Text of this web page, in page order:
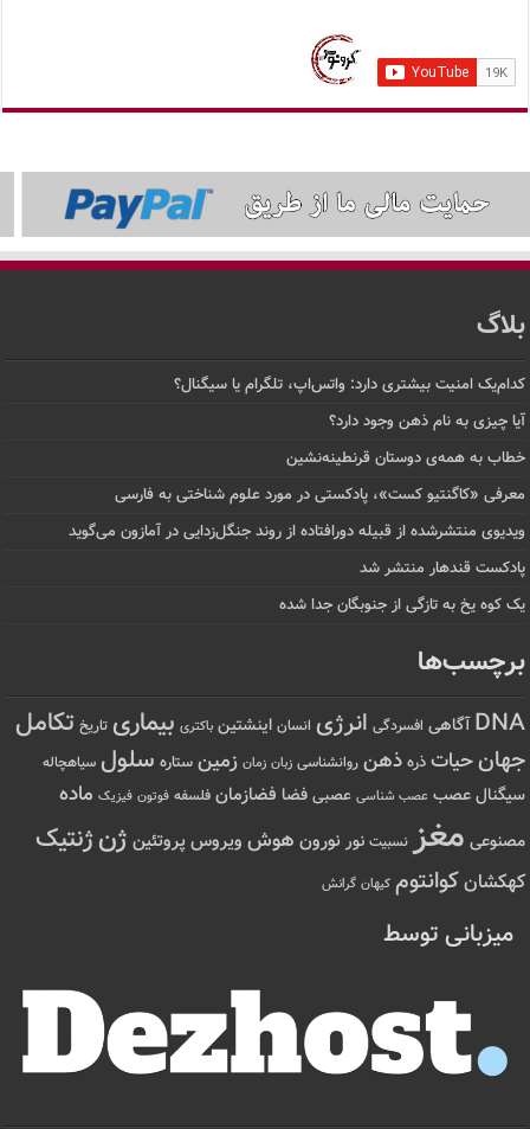
بلاگ
کدام‌یک امنیت بیشتری دارد: واتس‌اپ، تلگرام یا سیگنال؟
آیا چیزی به نام ذهن وجود دارد؟
خطاب به همه‌ی دوستان قرنطینه‌نشین
معرفی «کاگنتیو کست»، پادکستی در مورد علوم شناختی به فارسی
ویدیوی منتشرشده از قبیله دورافتاده‌ از روند جنگل‌زدایی در آمازون می‌گوید
پادکست قندهار منتشر شد
یک کوه یخ به تازگی از جنوبگان جدا شده
برچسب‌ها
DNA آگاهی افسردگی انرژی انسان اینشتین باکتری بیماری تاریخ تکامل
جهانحیات ذره ذهن روانشناسی زبان زمان زمین ستاره سلول سیاهچاله
سیگنال عصب عصب شناسی عصبی فضا فضازمان فلسفه فوتون فیزیک ماده
مصنوعی مغز نسبیت نور نورون هوش ویروس پروتئین ژنژنتیک
کهکشانکوانتوم کیهان گرانش
میزبانی توسط